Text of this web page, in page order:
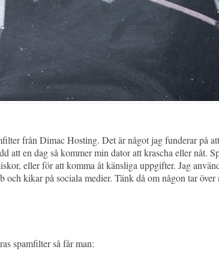
från Dimac Hosting. Det är något jag funderar på
att en dag så kommer min dator att krascha eller nåt.
eller för att komma åt känsliga uppgifter. Jag
och kikar på sociala medier. Tänk då om någon tar
spamfilter så får man: